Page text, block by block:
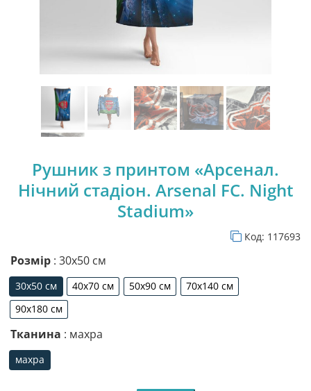
Рушник з принтом «Арсенал.
Нічний стадіон. Arsenal FC. Night
Stadium»
Код: 117693
Розмір : 30х50 см
30х50 см
30х50 см
40х70 см
40х70 см
50х90 см
50х90 см
70х140 см
70х140 см
90х180 см
90х180 см
Тканина : махра
махра
махра